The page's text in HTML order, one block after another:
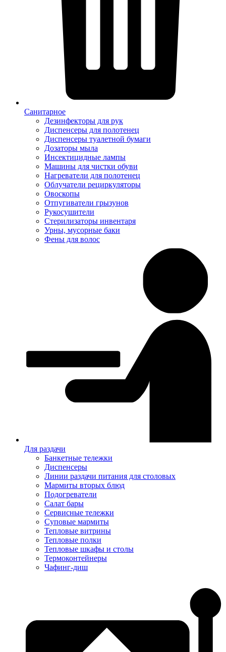
Санитарное
Дезинфекторы для рук
Диспенсеры для полотенец
Диспенсеры туалетной бумаги
Дозаторы мыла
Инсектицидные лампы
Машины для чистки обуви
Нагреватели для полотенец
Облучатели рециркуляторы
Овоскопы
Отпугиватели грызунов
Рукосушители
Стерилизаторы инвентаря
Урны, мусорные баки
Фены для волос
Для раздачи
Банкетные тележки
Диспенсеры
Линии раздачи питания для столовых
Мармиты вторых блюд
Подогреватели
Салат бары
Сервисные тележки
Суповые мармиты
Тепловые витрины
Тепловые полки
Тепловые шкафы и столы
Термоконтейнеры
Чафинг-диш